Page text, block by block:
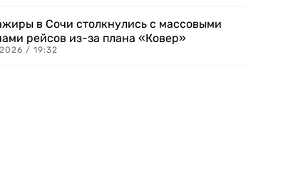
в Сочи столкнулись с массовыми
рейсов из-за плана «Ковер»
/ 19:32